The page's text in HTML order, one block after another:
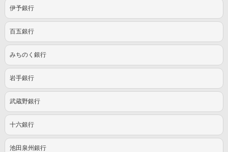
伊予銀行
百五銀行
みちのく銀行
岩手銀行
武蔵野銀行
十六銀行
池田泉州銀行